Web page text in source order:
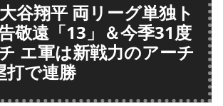
谷翔平 両リーグ単独ト
敬遠「13」＆今季31度
エ軍は新戦力のアーチ
打で連勝